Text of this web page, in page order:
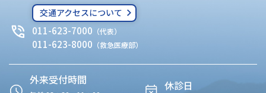
交通アクセスについて
011-623-7000 （代表）
011-623-8000 （救急医療部）
外来受付時間 休診日